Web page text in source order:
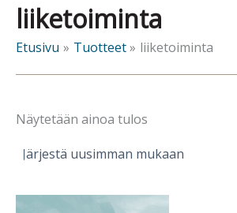
liiketoiminta
Etusivu Tuotteet liiketoiminta
Näytetään ainoa tulos